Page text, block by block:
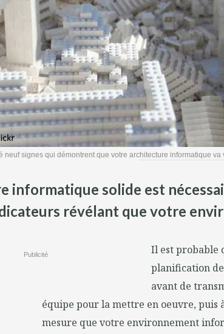
neuf signes qui démontrent que votre architecture informatique
informatique solide est
révélant que votre
Publicité
Il est probable
planification
avant de
équipe pour la mettre en oeuvre,
mesure que votre environnement